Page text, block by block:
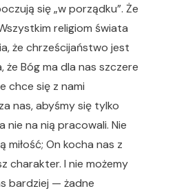
się „w porządku”. Że
religiom świata
że chrześcijaństwo jest
że Bóg ma dla nas szczere
chce się z nami
nas, abyśmy się tylko
nie na nią pracowali. Nie
miłość; On kocha nas z
charakter. I nie możemy
bardziej — żadne